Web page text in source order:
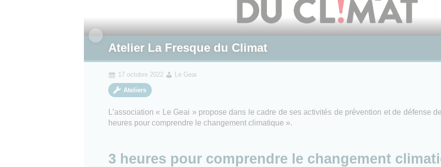
Atelier La Fresque du Climat
17 octobre 2022 Le Geai
Ateliers
L’association « Le Geai » propose dans le cadre de ses activités de prévention et de défense
heures pour comprendre le changement climatique ».
3 heures pour comprendre le changement